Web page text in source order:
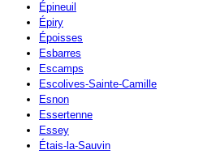
Épineuil
Épiry
Époisses
Esbarres
Escamps
Escolives-Sainte-Camille
Esnon
Essertenne
Essey
Étais-la-Sauvin